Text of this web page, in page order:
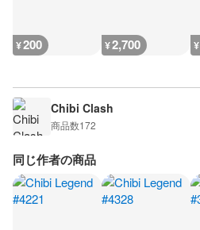
¥200 ¥2,700 ¥
Chibi Clash
商品数172
同じ作者の商品